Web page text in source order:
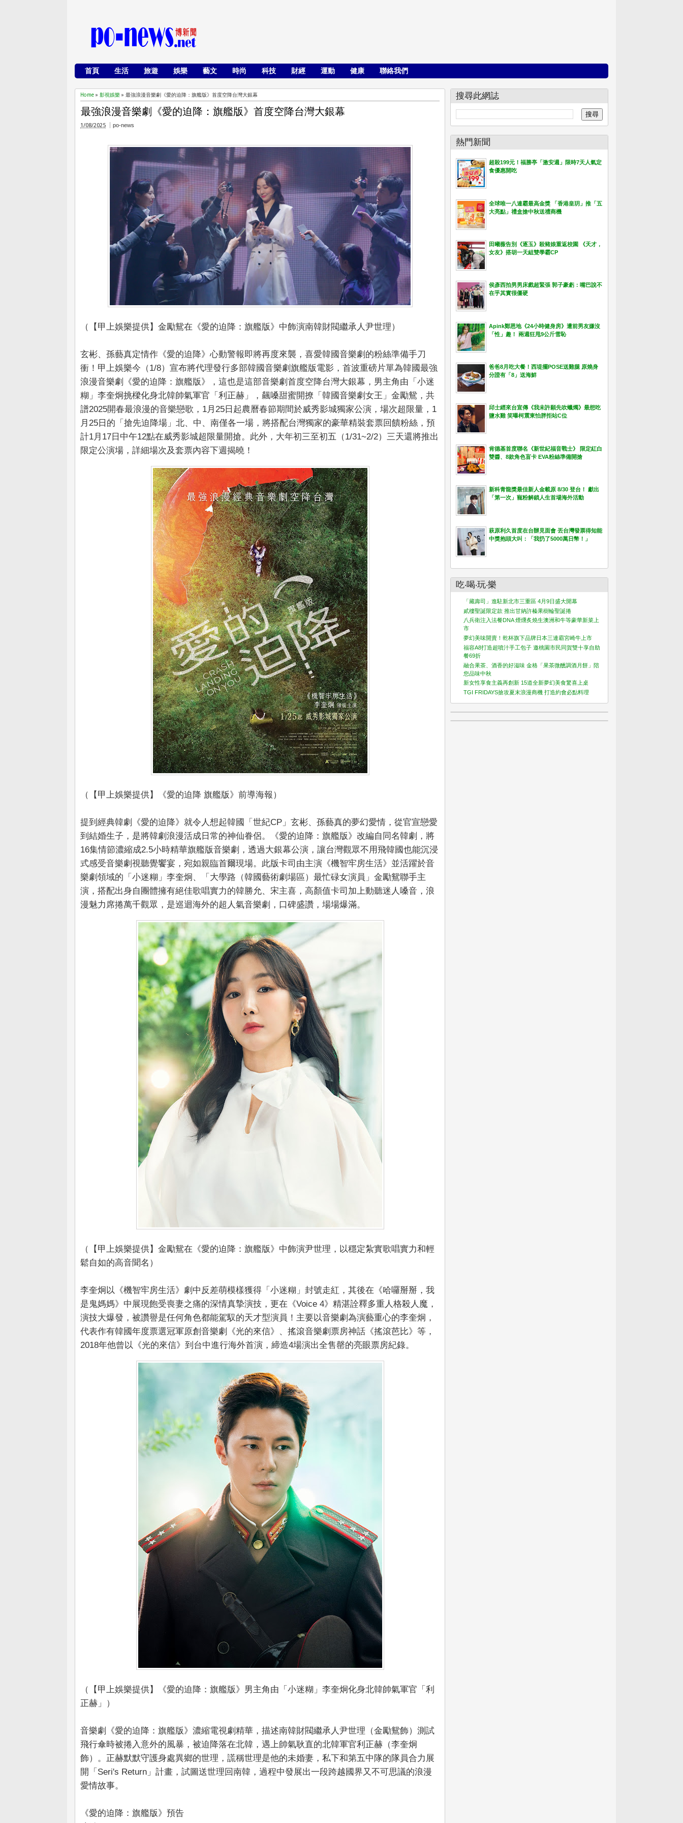
首頁 生活 旅遊 娛樂 藝文 時尚 科技 財經 運動 健康 聯絡我們
Home » 影視娛樂 » 最強浪漫音樂劇《愛的迫降：旗艦版》首度空降台灣大銀幕
最強浪漫音樂劇《愛的迫降：旗艦版》首度空降台灣大銀幕
1/08/2025 po-news
（【甲上娛樂提供】金勵鴛在《愛的迫降：旗艦版》中飾演南韓財閥繼承人尹世理）
玄彬、孫藝真定情作《愛的迫降》心動警報即將再度來襲，喜愛韓國音樂劇的粉絲準備手刀
衝！甲上娛樂今（1/8）宣布將代理發行多部韓國音樂劇旗艦版電影，首波重磅片單為韓國最強
浪漫音樂劇《愛的迫降：旗艦版》，這也是這部音樂劇首度空降台灣大銀幕，男主角由「小迷
糊」李奎炯挑樑化身北韓帥氣軍官「利正赫」，飆嗓甜蜜開撩「韓國音樂劇女王」金勵鴛，共
譜2025開春最浪漫的音樂戀歌，1月25日起農曆春節期間於威秀影城獨家公演，場次超限量，1
月25日的「搶先迫降場」北、中、南僅各一場，將搭配台灣獨家的豪華精裝套票回饋粉絲，預
計1月17日中午12點在威秀影城超限量開搶。此外，大年初三至初五（1/31~2/2）三天還將推出
限定公演場，詳細場次及套票內容下週揭曉！
（【甲上娛樂提供】《愛的迫降 旗艦版》前導海報）
提到經典韓劇《愛的迫降》就令人想起韓國「世紀CP」玄彬、孫藝真的夢幻愛情，從官宣戀愛
到結婚生子，是將韓劇浪漫活成日常的神仙眷侶。《愛的迫降：旗艦版》改編自同名韓劇，將
16集情節濃縮成2.5小時精華旗艦版音樂劇，透過大銀幕公演，讓台灣觀眾不用飛韓國也能沉浸
式感受音樂劇視聽覺饗宴，宛如親臨首爾現場。此版卡司由主演《機智牢房生活》並活躍於音
樂劇領域的「小迷糊」李奎炯、「大學路（韓國藝術劇場區）最忙碌女演員」金勵鴛聯手主
演，搭配出身自團體擁有絕佳歌唱實力的韓勝允、宋主喜，高顏值卡司加上動聽迷人嗓音，浪
漫魅力席捲萬千觀眾，是巡迴海外的超人氣音樂劇，口碑盛讚，場場爆滿。
（【甲上娛樂提供】金勵鴛在《愛的迫降：旗艦版》中飾演尹世理，以穩定紮實歌唱實力和輕
鬆自如的高音聞名）
李奎炯以《機智牢房生活》劇中反差萌模樣獲得「小迷糊」封號走紅，其後在《哈囉掰掰，我
是鬼媽媽》中展現飽受喪妻之痛的深情真摯演技，更在《Voice 4》精湛詮釋多重人格殺人魔，
演技大爆發，被讚譽是任何角色都能駕馭的天才型演員！主要以音樂劇為演藝重心的李奎炯，
代表作有韓國年度票選冠軍原創音樂劇《光的來信》、搖滾音樂劇票房神話《搖滾芭比》等，
2018年他曾以《光的來信》到台中進行海外首演，締造4場演出全售罄的亮眼票房紀錄。
（【甲上娛樂提供】《愛的迫降：旗艦版》男主角由「小迷糊」李奎炯化身北韓帥氣軍官「利
正赫」）
音樂劇《愛的迫降：旗艦版》濃縮電視劇精華，描述南韓財閥繼承人尹世理（金勵鴛飾）測試
飛行傘時被捲入意外的風暴，被迫降落在北韓，遇上帥氣耿直的北韓軍官利正赫（李奎炯
飾）。正赫默默守護身處異鄉的世理，謊稱世理是他的未婚妻，私下和第五中隊的隊員合力展
開「Seri's Return」計畫，試圖送世理回南韓，過程中發展出一段跨越國界又不可思議的浪漫
愛情故事。
《愛的迫降：旗艦版》預告
搜尋此網誌
熱門新聞
超殺199元！福勝亭「激安週」限時7天人氣定
食優惠開吃
全球唯一八連霸最高金獎 「香港皇玥」推「五
大亮點」禮盒搶中秋送禮商機
田曦薇告別《逐玉》殺豬娘重返校園 《天才，
女友》搭胡一天組雙學霸CP
侯彥西拍男男床戲超緊張 郭子豪虧：嘴巴說不
在乎其實很僵硬
Apink鄭恩地《24小時健身房》遭前男友嫌沒
「性」趣！ 兩週狂甩9公斤雪恥
爸爸8月吃大餐！西堤擺POSE送雞腿 原燒身
分證有「8」送海鮮
邱士縉來台宣傳《我未許願先吹蠟燭》最想吃
鹽水雞 笑曝柯震東怕胖拒站C位
肯德基首度聯名《新世紀福音戰士》 限定紅白
雙醬、8款角色盲卡 EVA粉絲準備開搶
新科青龍獎最佳新人金載原 8/30 登台！ 獻出
「第一次」寵粉解鎖人生首場海外活動
萩原利久首度在台辦見面會 丟台灣發票得知能
中獎抱頭大叫：「我扔了5000萬日幣！」
吃‧喝‧玩‧樂
「藏壽司」進駐新北市三重區 4月9日盛大開幕
貳樓聖誕限定款 推出甘納許榛果樹輪聖誕捲
八兵衛注入法餐DNA 煙燻炙燒生澳洲和牛等豪華新菜上
市
夢幻美味開賣！乾杯旗下品牌日本三連霸宮崎牛上市
福容A8打造超噴汁手工包子 邀桃園市民同賀雙十享自助
餐69折
融合果茶、酒香的好滋味 金格「果茶微醺調酒月餅」陪
您品味中秋
新女性享食主義再創新 15道全新夢幻美食驚喜上桌
TGI FRIDAYS搶攻夏末浪漫商機 打造約會必點料理